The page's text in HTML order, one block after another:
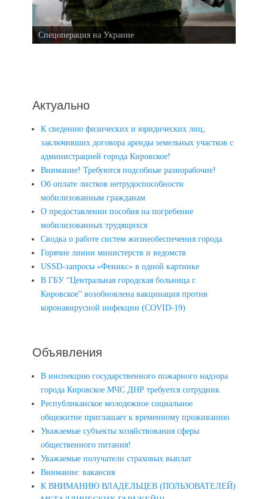
Спецоперация на Украине
Актуально
К сведению физических и юридических лиц,
заключивших договора аренды земельных участков с
администрацией города Кировское!
Внимание! Требуются подсобные разнорабочие!
Об оплате листков нетрудоспособности
мобилизованным гражданам
О предоставлении пособия на погребение
мобилизованных трудящихся
Сводка о работе систем жизнеобеспечения города
Горячие линии министерств и ведомств
USSD-запросы «Феникс» в одной картинке
В ГБУ “Центральная городская больница г.
Кировское” возобновлена вакцинация против
коронавирусной инфекции (COVID-19)
Объявления
В инспекцию государственного пожарного надзора
города Кировское МЧС ДНР требуется сотрудник
Республиканское молодежное социальное
общежитие приглашает к временному проживанию
Уважаемые субъекты хозяйствования сферы
общественного питания!
Уважаемые получатели страховых выплат
Внимание: вакансия
К ВНИМАНИЮ ВЛАДЕЛЬЦЕВ (ПОЛЬЗОВАТЕЛЕЙ)